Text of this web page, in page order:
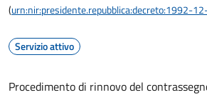
(urn:nir:presidente.repubblica:decreto:1992-
Servizio attivo
Procedimento di rinnovo del